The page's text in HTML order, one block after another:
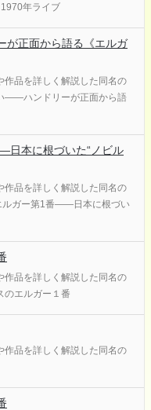
年ライブ
正面から語る《エルガ
作品を詳しく解説した同名の
――ハンドリーが正面から語
日本に根づいた“ノビル
作品を詳しく解説した同名の
ルガー第1番――日本に根づい
作品を詳しく解説した同名の
のエルガー１番
作品を詳しく解説した同名の